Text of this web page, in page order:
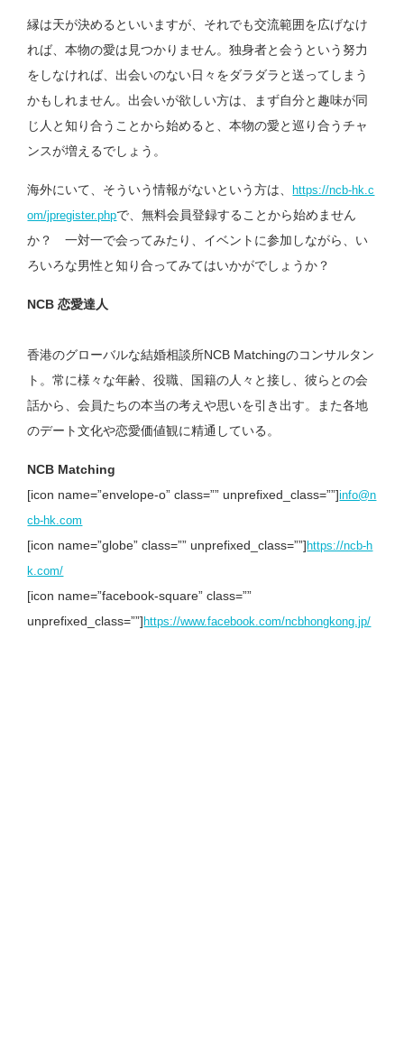
縁は天が決めるといいますが、それでも交流範囲を広げなけ
れば、本物の愛は見つかりません。独身者と会うという努力
をしなければ、出会いのない日々をダラダラと送ってしまう
かもしれません。出会いが欲しい方は、まず自分と趣味が同
じ人と知り合うことから始めると、本物の愛と巡り合うチャ
ンスが増えるでしょう。
海外にいて、そういう情報がないという方は、https://ncb-hk.c
om/jpregister.phpで、無料会員登録することから始めません
か？ 一対一で会ってみたり、イベントに参加しながら、い
ろいろな男性と知り合ってみてはいかがでしょうか？
NCB 恋愛達人
香港のグローバルな結婚相談所NCB Matchingのコンサルタン
ト。常に様々な年齢、役職、国籍の人々と接し、彼らとの会
話から、会員たちの本当の考えや思いを引き出す。また各地
のデート文化や恋愛価値観に精通している。
NCB Matching
[icon name=”envelope-o” class=”” unprefixed_class=””]info@n
cb-hk.com
[icon name=”globe” class=”” unprefixed_class=””]https://ncb-h
k.com/
[icon name=”facebook-square” class=””
unprefixed_class=””]https://www.facebook.com/ncbhongkong.jp/